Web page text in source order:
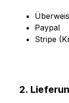
Paypal
Stripe
2.